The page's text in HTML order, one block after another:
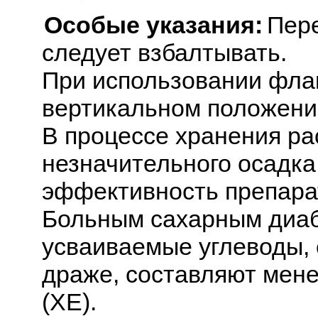
Особые указания:
следует взбалтывать.
При использовании
вертикальном
В процессе хранения
незначительного
эффективность
Больным сахарным
усваиваемые
драже, составляют
(ХЕ).